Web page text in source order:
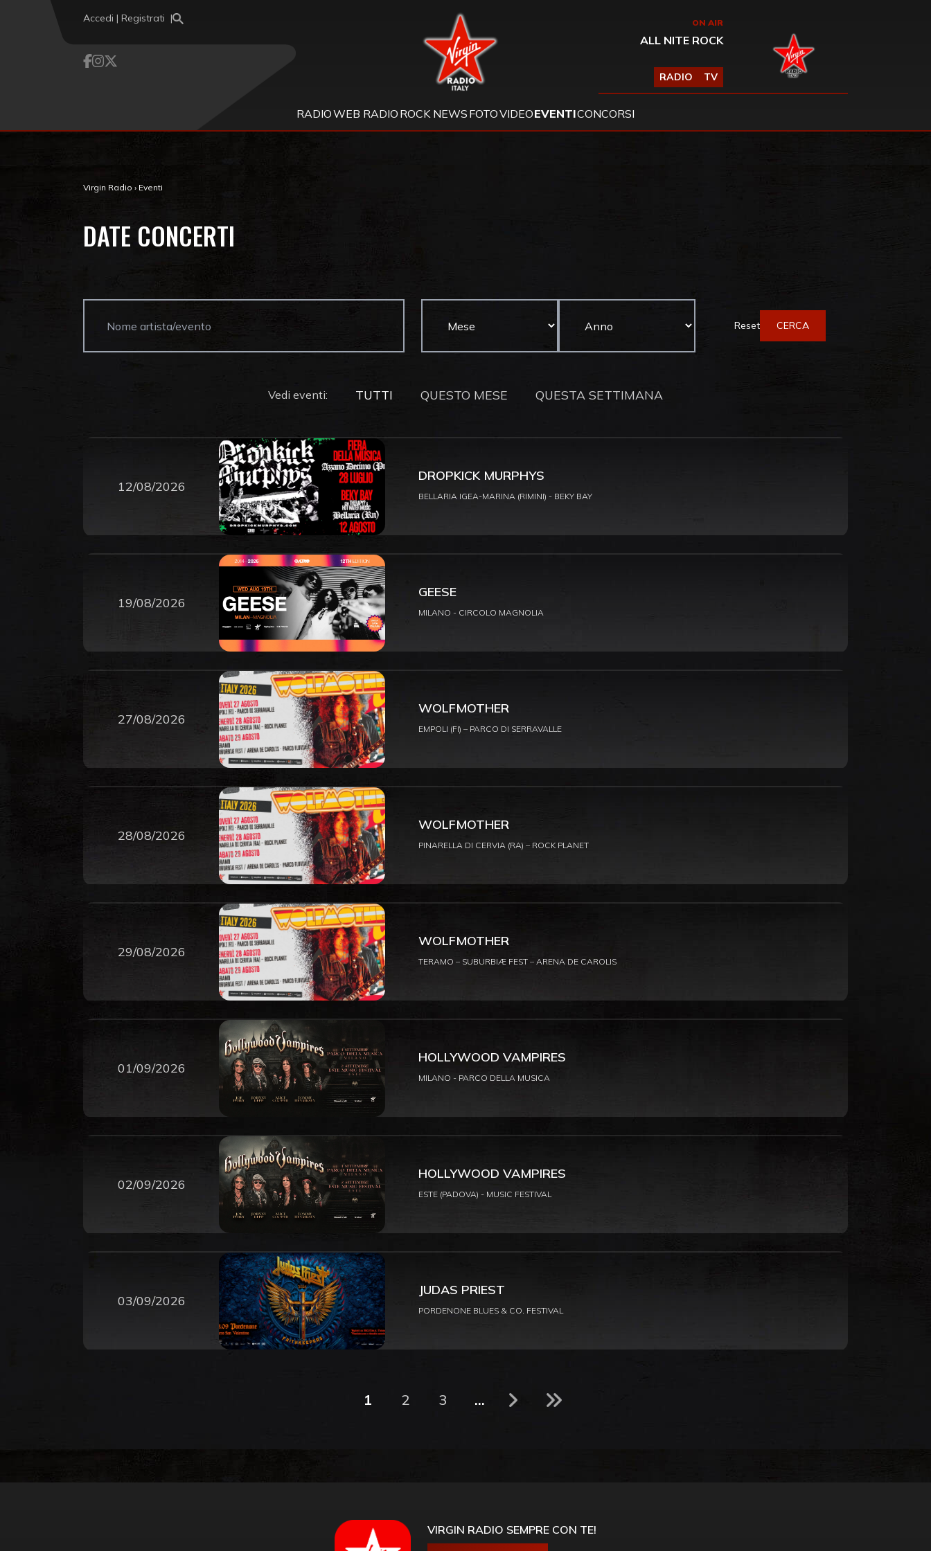
Accedi | Registrati Virgin Radio ON AIR
ALL NITE ROCK
RADIO TV
RADIOWEB RADIO ROCK NEWS FOTOVIDEOEVENTICONCORSI
Virgin Radio › Eventi
DATE CONCERTI
Reset CERCA
Vedi eventi: TUTTI QUESTO MESE QUESTA SETTIMANA
12/08/2026
DROPKICK MURPHYS
BELLARIA IGEA-MARINA (RIMINI) - BEKY BAY
19/08/2026
GEESE
MILANO - CIRCOLO MAGNOLIA
27/08/2026
WOLFMOTHER
EMPOLI (FI) – PARCO DI SERRAVALLE
28/08/2026
WOLFMOTHER
PINARELLA DI CERVIA (RA) – ROCK PLANET
29/08/2026
WOLFMOTHER
TERAMO – SUBURBIÆ FEST – ARENA DE CAROLIS
01/09/2026
HOLLYWOOD VAMPIRES
MILANO - PARCO DELLA MUSICA
02/09/2026
HOLLYWOOD VAMPIRES
ESTE (PADOVA) - MUSIC FESTIVAL
03/09/2026
JUDAS PRIEST
PORDENONE BLUES & CO. FESTIVAL
1 2 3 ...
VIRGIN RADIO SEMPRE CON TE!